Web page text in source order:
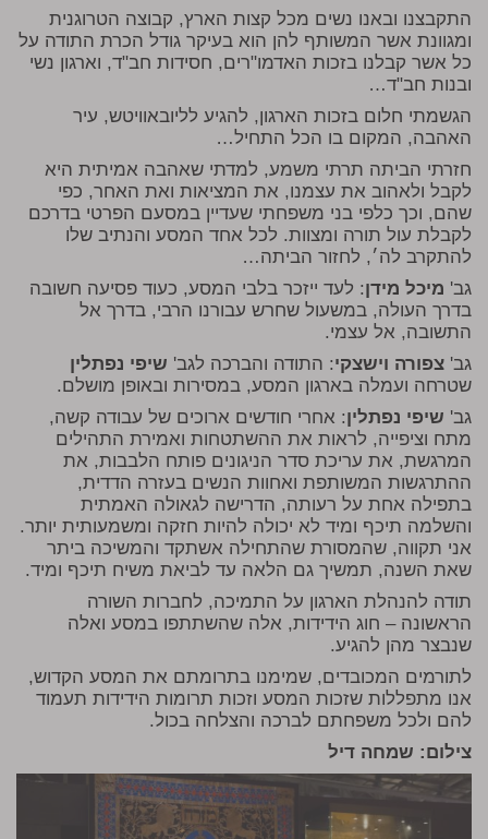
התקבצנו ובאנו נשים מכל קצות הארץ, קבוצה הטרוגנית
ומגוונת אשר המשותף להן הוא בעיקר גודל הכרת התודה על
כל אשר קבלנו בזכות האדמו"רים, חסידות חב"ד, וארגון נשי
ובנות חב"ד…
הגשמתי חלום בזכות הארגון, להגיע לליובאוויטש, עיר
האהבה, המקום בו הכל התחיל…
חזרתי הביתה תרתי משמע, למדתי שאהבה אמיתית היא
לקבל ולאהוב את עצמנו, את המציאות ואת האחר, כפי
שהם, וכך כלפי בני משפחתי שעדיין במסעם הפרטי בדרכם
לקבלת עול תורה ומצוות. לכל אחד המסע והנתיב שלו
להתקרב לה׳, לחזור הביתה…
גב' מיכל מידן: לעד ייזכר בלבי המסע, כעוד פסיעה חשובה
בדרך העולה, במשעול שחרש עבורנו הרבי, בדרך אל
התשובה, אל עצמי.
גב' צפורה וישצקי: התודה והברכה לגב' שיפי נפתלין
שטרחה ועמלה בארגון המסע, במסירות ובאופן מושלם.
גב' שיפי נפתלין: אחרי חודשים ארוכים של עבודה קשה,
מתח וציפייה, לראות את ההשתטחות ואמירת התהילים
המרגשת, את עריכת סדר הניגונים פותח הלבבות, את
ההתרגשות המשותפת ואחוות הנשים בעזרה הדדית,
בתפילה אחת על רעותה, הדרישה לגאולה האמתית
והשלמה תיכף ומיד לא יכולה להיות חזקה ומשמעותית יותר.
אני תקווה, שהמסורת שהתחילה אשתקד והמשיכה ביתר
שאת השנה, תמשיך גם הלאה עד לביאת משיח תיכף ומיד.
תודה להנהלת הארגון על התמיכה, לחברות השורה
הראשונה – חוג הידידות, אלה שהשתתפו במסע ואלה
שנבצר מהן להגיע.
לתורמים המכובדים, שמימנו בתרומתם את המסע הקדוש,
אנו מתפללות שזכות המסע וזכות תרומות הידידות תעמוד
להם ולכל משפחתם לברכה והצלחה בכול.
צילום: שמחה דיל